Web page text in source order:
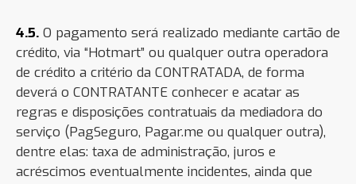
4.5. O pagamento será realizado mediante cartão de
crédito, via “Hotmart” ou qualquer outra operadora
de crédito a critério da CONTRATADA, de forma
deverá o CONTRATANTE conhecer e acatar as
regras e disposições contratuais da mediadora do
serviço (PagSeguro, Pagar.me ou qualquer outra),
dentre elas: taxa de administração, juros e
acréscimos eventualmente incidentes, ainda que